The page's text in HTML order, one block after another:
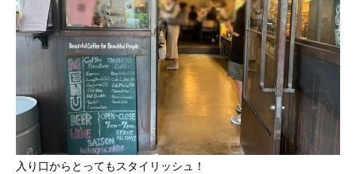
入り口からとってもスタイリッシュ！